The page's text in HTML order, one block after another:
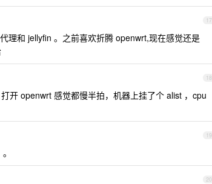
17
理和 jellyfin 。之前喜欢折腾 openwrt,现在感觉还是
18
开 openwrt 感觉都慢半拍，机器上挂了个 alist ，cpu
19
20